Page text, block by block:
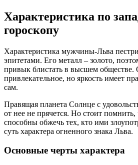
Характеристика по
гороскопу
Характеристика мужчины-Льва
эпитетами. Его металл – золото,
привык блистать в высшем обществе.
привлекательное, но яркость имеет
сам.
Правящая планета Солнце с
от нее не прячется. Но стоит
способны обжечь тех, кто ими
суть характера огненного знака Льва.
Основные черты характера